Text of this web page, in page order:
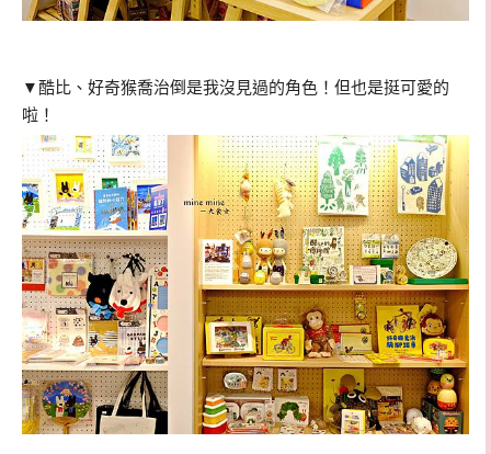
▼酷比、好奇猴喬治倒是我沒見過的角色！但也是挺可愛的
啦！